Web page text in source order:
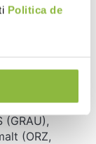
Politica de
de
(6.9%), sare
(GRAU),
(ORZ,